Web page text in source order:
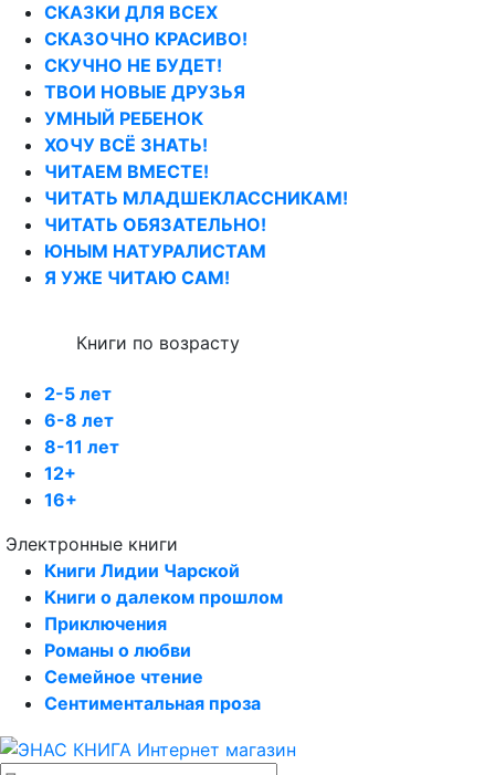
СКАЗКИ ДЛЯ ВСЕХ
СКАЗОЧНО КРАСИВО!
СКУЧНО НЕ БУДЕТ!
ТВОИ НОВЫЕ ДРУЗЬЯ
УМНЫЙ РЕБЕНОК
ХОЧУ ВСЁ ЗНАТЬ!
ЧИТАЕМ ВМЕСТЕ!
ЧИТАТЬ МЛАДШЕКЛАССНИКАМ!
ЧИТАТЬ ОБЯЗАТЕЛЬНО!
ЮНЫМ НАТУРАЛИСТАМ
Я УЖЕ ЧИТАЮ САМ!
Книги по возрасту
2-5 лет
6-8 лет
8-11 лет
12+
16+
Электронные книги
Книги Лидии Чарской
Книги о далеком прошлом
Приключения
Романы о любви
Семейное чтение
Сентиментальная проза